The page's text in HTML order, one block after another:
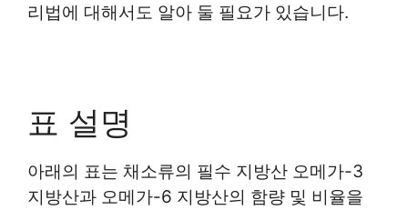
리법에 대해서도 알아 둘 필요가 있습니다.
표 설명
아래의 표는 채소류의 필수 지방산 오메가-3
지방산과 오메가-6 지방산의 함량 및 비율을